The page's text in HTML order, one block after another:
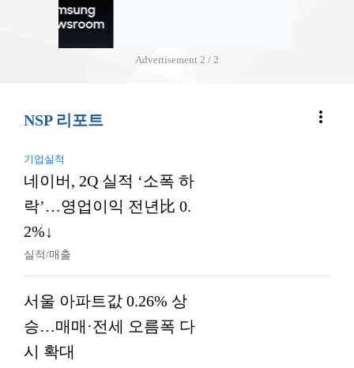
Advertisement 2 / 2
NSP 리포트 more_vert
기업실적
네이버, 2Q 실적 ‘소폭 하
락’…영업이익 전년比 0.
2%↓
실적/매출
서울 아파트값 0.26% 상
승…매매·전세 오름폭 다
시 확대